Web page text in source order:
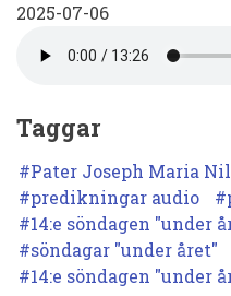
Predikan
den
juli
2025.
Vad
är
det
2025-07-06
Taggar
Pater Joseph Maria
predikningar audio
14:e söndagen "under
söndagar "under året"
14:e söndagen "under